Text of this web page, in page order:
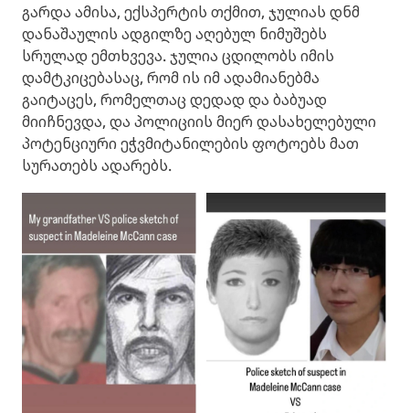
გარდა ამისა, ექსპერტის თქმით, ჯულიას დნმ
დანაშაულის ადგილზე აღებულ ნიმუშებს
სრულად ემთხვევა. ჯულია ცდილობს იმის
დამტკიცებასაც, რომ ის იმ ადამიანებმა
გაიტაცეს, რომელთაც დედად და ბაბუად
მიიჩნევდა, და პოლიციის მიერ დასახელებული
პოტენციური ეჭვმიტანილების ფოტოებს მათ
სურათებს ადარებს.